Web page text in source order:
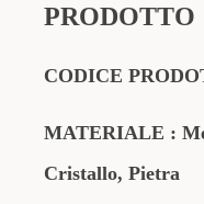
PRODOTTO
CODICE
MATERIALE :
Cristallo, Pietra